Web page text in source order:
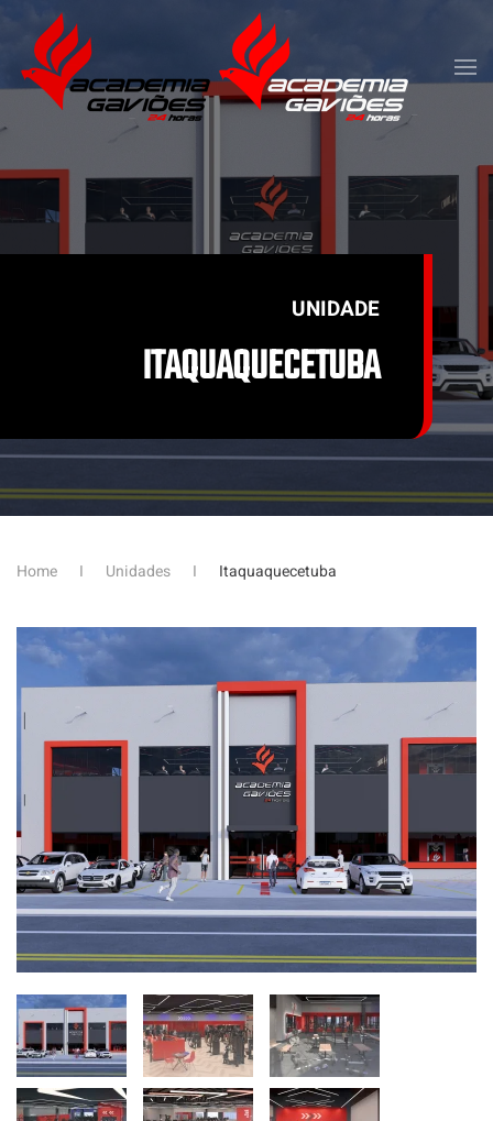
Skip to main content
UNIDADE
ITAQUAQUECETUBA
Home Unidades Itaquaquecetuba